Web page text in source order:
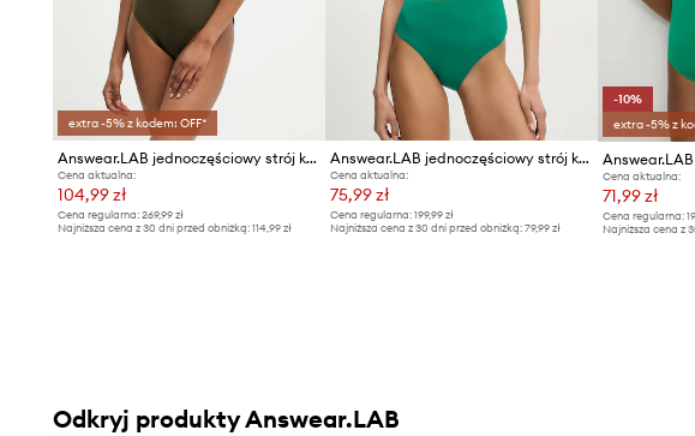
extra -5% z kodem: OFF*
Answear.LAB jednoczęściowy strój kąpielowy
Cena aktualna:
104,99 zł
Cena regularna: 269,99 zł
Najniższa cena z 30 dni przed obniżką: 114,99 zł
Answear.LAB jednoczęściowy strój kąpielowy
Cena aktualna:
75,99 zł
Cena regularna:199,99 zł
Najniższa cena z 30 dni przed obniżką:79,99 zł
-10%
extra -5% z
Cena aktualna:
71,99 zł
Cena regularna:
Najniższa cena z
Odkryj produkty Answear.LAB